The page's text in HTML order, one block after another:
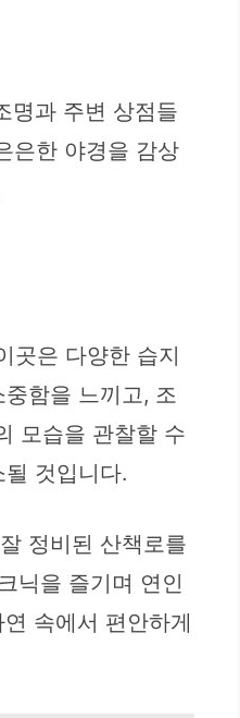
명과 주변 상점들
은한 야경을 감상
곳은 다양한 습지
함을 느끼고, 조
모습을 관찰할 수
것입니다.
정비된 산책로를
닉을 즐기며 연인
속에서 편안하게